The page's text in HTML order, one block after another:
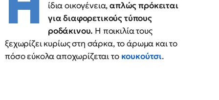
ίδια οικογένεια,απλώς πρόκειται
για διαφορετικούς τύπους
ροδάκινου. Η ποικιλία τους
ξεχωρίζει κυρίως στη σάρκα, το άρωμα και το
πόσο εύκολα αποχωρίζεται το κουκούτσι.